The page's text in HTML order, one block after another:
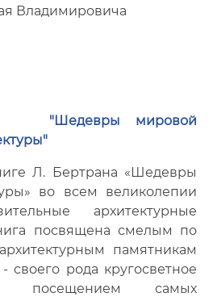
Владимировича
"Шедевры мировой
Л. Бертрана «Шедевры
во всем великолепии
архитектурные
посвящена смелым по
памятникам
своего рода кругосветное
посещением самых